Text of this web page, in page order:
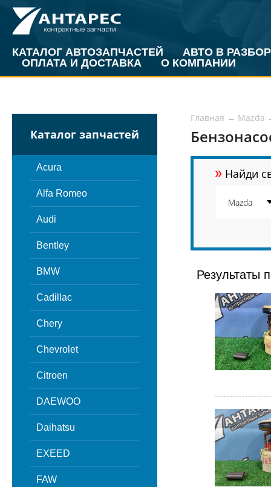
КАТАЛОГ АВТОЗАПЧАСТЕЙ
АВТО В РАЗБОР
ОПЛАТА И ДОСТАВКА
О КОМПАНИИ
Каталог запчастей
Acura
Alfa Romeo
Audi
Bentley
BMW
Cadillac
Chery
Chevrolet
Citroen
DAEWOO
Daihatsu
EXEED
FAW
Главная ← Mazda
» Найди
Результаты